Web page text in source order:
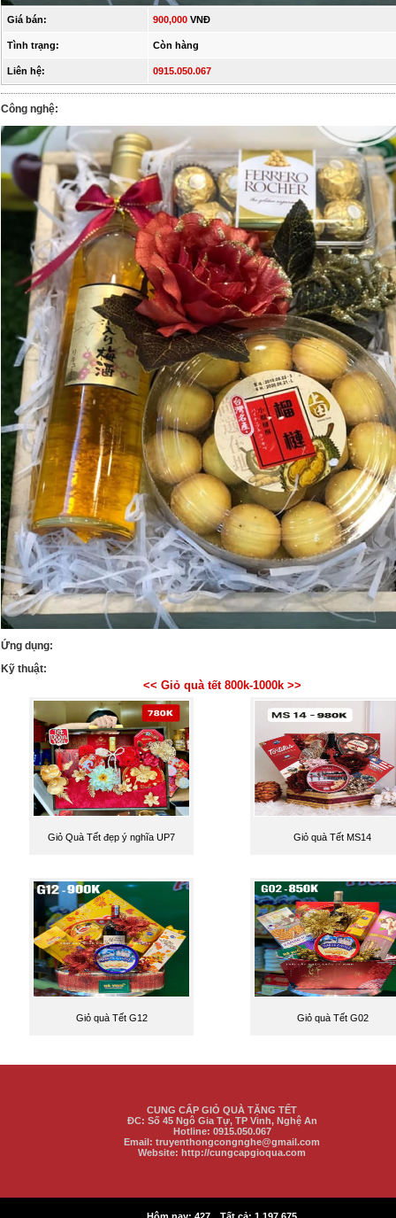
Giá bán: 900,000 VNĐ
Tình trạng: Còn hàng
Liên hệ: 0915.050.067
Công nghệ:
Ứng dụng:
Kỹ thuật:
<< Giỏ quà tết 800k-1000k >>
Giỏ Quà Tết đẹp ý nghĩa UP7 Giỏ quà Tết MS14
Giỏ quà Tết G12 Giỏ quà Tết G02
CUNG CẤP GIỎ QUÀ TẶNG TẾT
ĐC: Số 45 Ngô Gia Tự, TP Vinh, Nghệ An
Hotline: 0915.050.067
Email: truyenthongcongnghe@gmail.com
Website: http://cungcapgioqua.com